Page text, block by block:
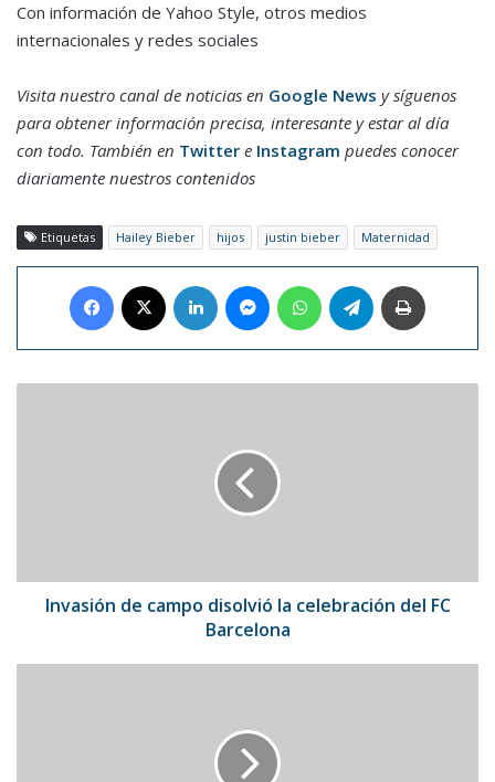
Con información de Yahoo Style, otros medios
internacionales y redes sociales
Visita nuestro canal de noticias en Google News y síguenos
para obtener información precisa, interesante y estar al día
con todo. También en Twitter e Instagram puedes conocer
diariamente nuestros contenidos
Etiquetas Hailey Bieber hijos justin bieber Maternidad
Facebook LinkedIn MessengerWhatsAppTelegram
Barcelona
Invasión de campo disolvió la celebración del FC
Barcelona